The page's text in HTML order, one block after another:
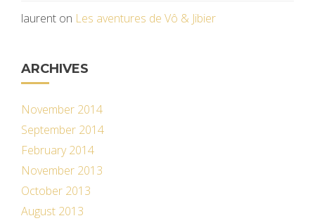
laurent on Les aventures de Vô & Jibier
ARCHIVES
November 2014
September 2014
February 2014
November 2013
October 2013
August 2013